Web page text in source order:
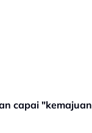
capai "kemajuan